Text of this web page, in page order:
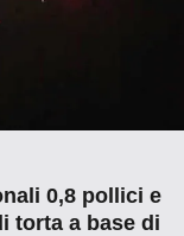
0,8 pollici e
torta a base di